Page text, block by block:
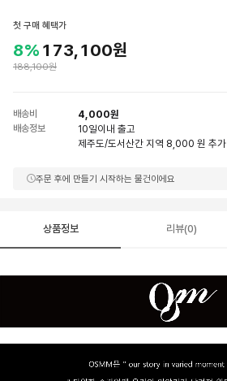
첫 구매 혜택가
8% 173,100원
188,100원
배송비 4,000원
배송정보 10일이내 출고
제주도/도서산간 지역 8,000 원 추가
주문 후에 만들기 시작하는 물건이에요
상품정보 리뷰(0)